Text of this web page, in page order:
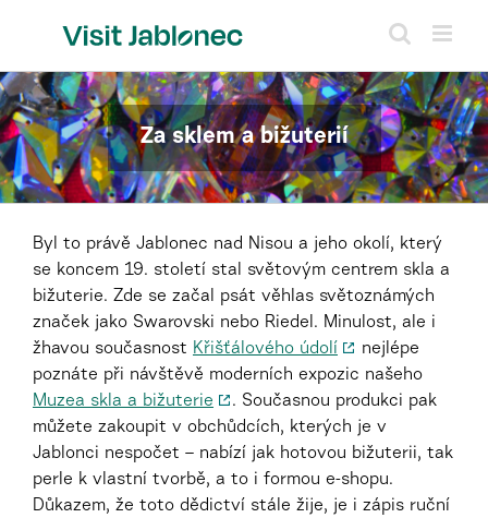
Za sklem a bižuterií
Byl to právě Jablonec nad Nisou a jeho okolí, který
se koncem 19. století stal světovým centrem skla a
bižuterie. Zde se začal psát věhlas světoznámých
značek jako Swarovski nebo Riedel. Minulost, ale i
žhavou současnost Křišťálového údolí
nejlépe
poznáte při návštěvě moderních expozic našeho
Muzea skla a bižuterie
. Současnou produkci pak
můžete zakoupit v obchůdcích, kterých je v
Jablonci nespočet – nabízí jak hotovou bižuterii, tak
perle k vlastní tvorbě, a to i formou e-shopu.
Důkazem, že toto dědictví stále žije, je i zápis ruční